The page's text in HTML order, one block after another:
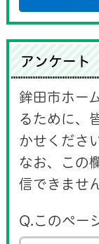
アンケート
鉾田市ホー
るために、
かせくださ
なお、この
信できませ
Q.このペー